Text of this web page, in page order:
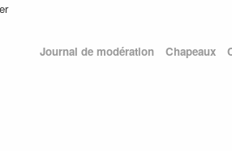
Journal de modération Chapeaux